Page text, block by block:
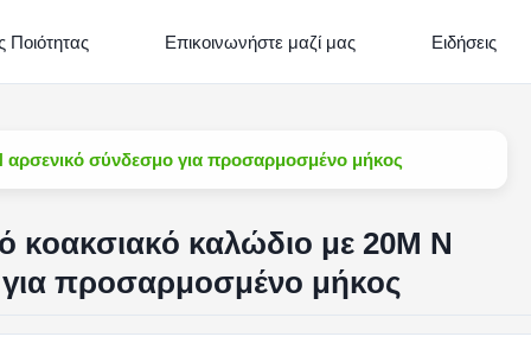
Ποιότητας Επικοινωνήστε μαζί μας Ειδήσεις
αρσενικό σύνδεσμο για προσαρμοσμένο μήκος
κοακσιακό καλώδιο με 20M N
προσαρμοσμένο μήκος